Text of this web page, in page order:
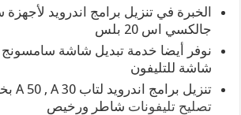
الخبرة في تنزيل برامج اندرويد
جالكسي اس 20 بلس
نوفر أيضا خدمة تبديل شاشة سامسونج
شاشة للتليفون
تنزيل برامج اندرويد لتاب A 50 , A 30 بخبرة أفضل
تصليح تليفونات شاطر ورخيص